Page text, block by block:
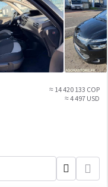
≈ 14 420 133 COP
≈ 4 497 USD